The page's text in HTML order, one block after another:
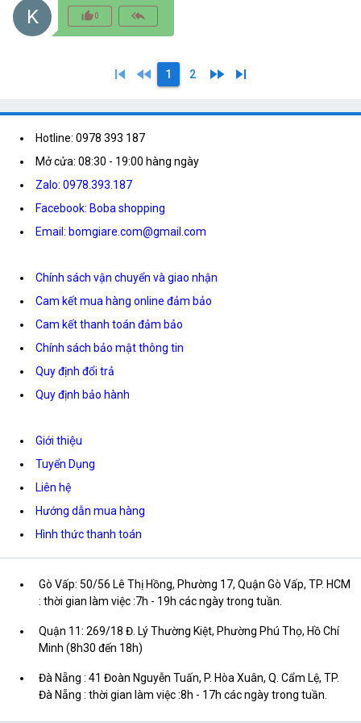
K thumb_up_alt0 reply_all
skip_previous fast_rewind 1 2 fast_forward skip_next
Hotline: 0978 393 187
Mở cửa: 08:30 - 19:00 hàng ngày
Zalo: 0978.393.187
Facebook: Boba shopping
Email: bomgiare.com@gmail.com
Chính sách vận chuyển và giao nhận
Cam kết mua hàng online đảm bảo
Cam kết thanh toán đảm bảo
Chính sách bảo mật thông tin
Quy định đổi trả
Quy định bảo hành
Giới thiệu
Tuyển Dụng
Liên hệ
Hướng dẫn mua hàng
Hình thức thanh toán
Gò Vấp: 50/56 Lê Thị Hồng, Phường 17, Quận Gò Vấp, TP. HCM
: thời gian làm việc :7h - 19h các ngày trong tuần.
Quận 11: 269/18 Đ. Lý Thường Kiệt, Phường Phú Thọ, Hồ Chí
Minh (8h30 đến 18h)
Đà Nẵng : 41 Đoàn Nguyễn Tuấn, P. Hòa Xuân, Q. Cẩm Lệ, TP.
Đà Nẵng : thời gian làm việc :8h - 17h các ngày trong tuần.